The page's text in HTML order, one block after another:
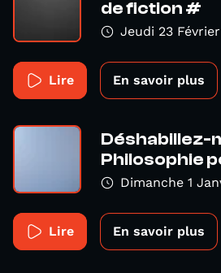
de fiction #
Jeudi 23 Février
Lire En savoir plus
Déshabillez-
Philosophie
Dimanche 1
Lire En savoir plus